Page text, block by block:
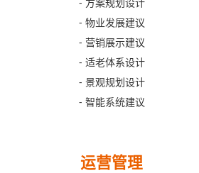
- 物业发展建议
- 营销展示建议
- 适老体系设计
- 景观规划设计
- 智能系统建议
运营管理